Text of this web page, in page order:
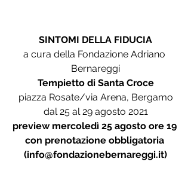
SINTOMI DELLA FIDUCIA
a cura della Fondazione Adriano
Bernareggi
Tempietto di Santa Croce
piazza Rosate/via Arena, Bergamo
dal 25 al 29 agosto 2021
preview mercoledì 25 agosto ore 19
con prenotazione obbligatoria
(info@fondazionebernareggi.it)